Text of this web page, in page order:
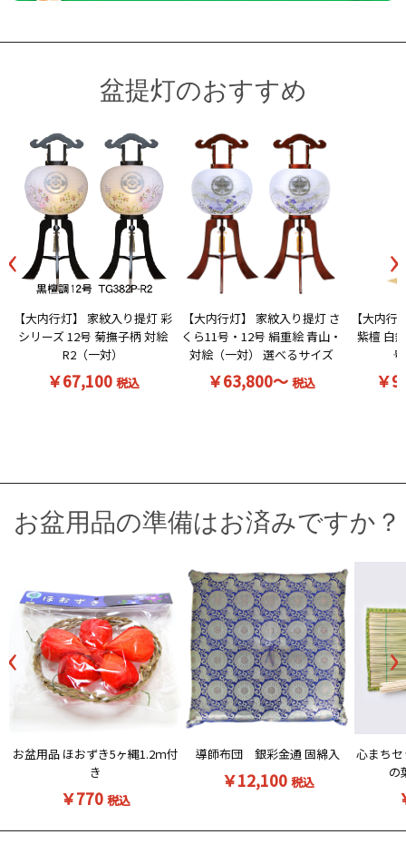
盆提灯のおすすめ
‹
【大内行灯】 家紋入り提灯 彩
シリーズ 12号 菊撫子柄 対絵
R2（一対）
￥67,100 税込
【大内行灯】 家紋入り提灯 さ
くら11号・12号 絹重絵 青山・
対絵（一対） 選べるサイズ
￥63,800～税込
【大内
紫檀 白
￥
›
お盆用品の準備はお済みですか？
‹
お盆用品 ほおずき5ヶ縄1.2ｍ付
き
￥770 税込
導師布団 銀彩金通 固綿入
￥12,100 税込
心まち
の
›